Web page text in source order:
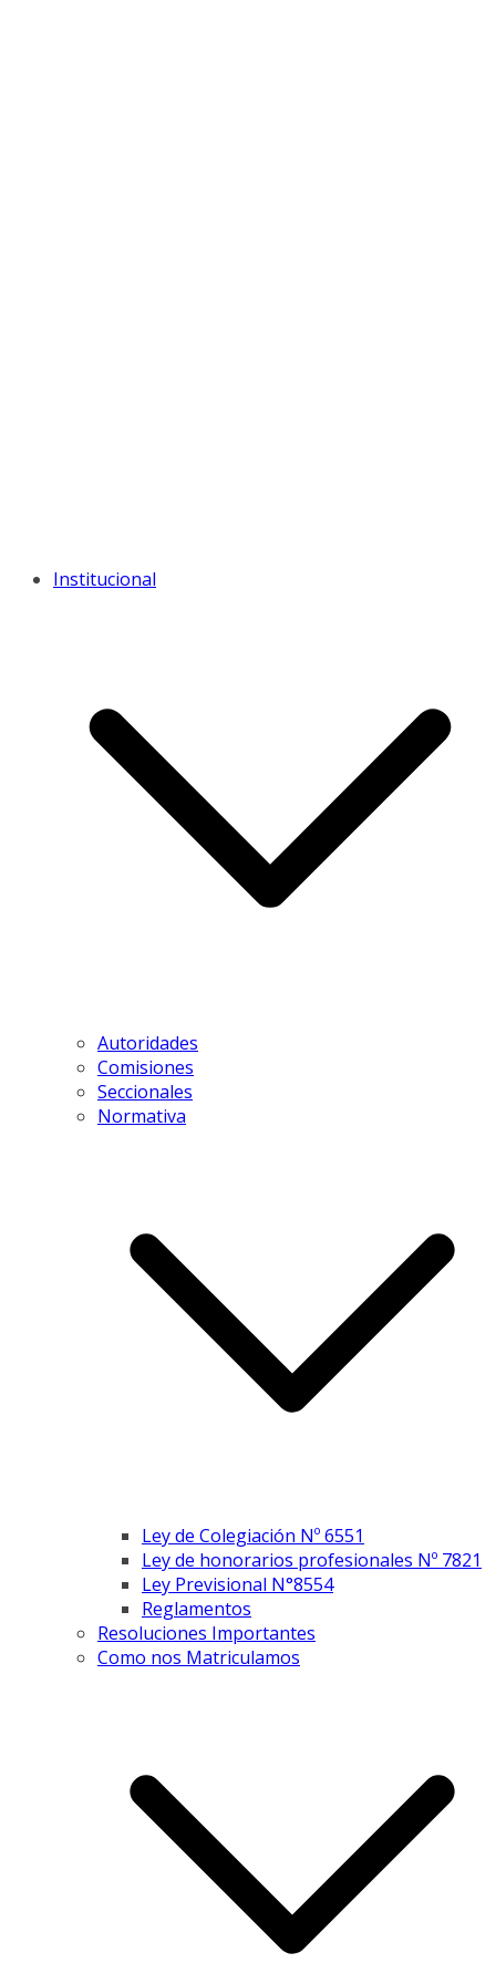
Institucional
Autoridades
Comisiones
Seccionales
Normativa
Ley de Colegiación Nº 6551
Ley de honorarios profesionales Nº 7821
Ley Previsional N°8554
Reglamentos
Resoluciones Importantes
Como nos Matriculamos